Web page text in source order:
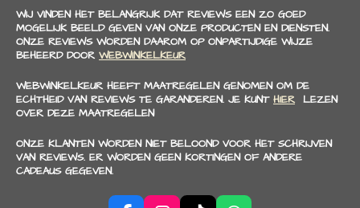
WIJ VINDEN HET BELANGRIJK DAT REVIEWS EEN ZO GOED
MOGELIJK BEELD GEVEN VAN ONZE PRODUCTEN EN DIENSTEN.
ONZE REVIEWS WORDEN DAAROM OP ONPARTIJDIGE WIJZE
BEHEERD DOOR WEBWINKELKEUR
WEBWINKELKEUR HEEFT MAATREGELEN GENOMEN OM DE
ECHTHEID VAN REVIEWS TE GARANDEREN. JE KUNT HIER LEZEN
OVER DEZE MAATREGELEN
ONZE KLANTEN WORDEN NIET BELOOND VOOR HET SCHRIJVEN
VAN REVIEWS. ER WORDEN GEEN KORTINGEN OF ANDERE
CADEAUS GEGEVEN.